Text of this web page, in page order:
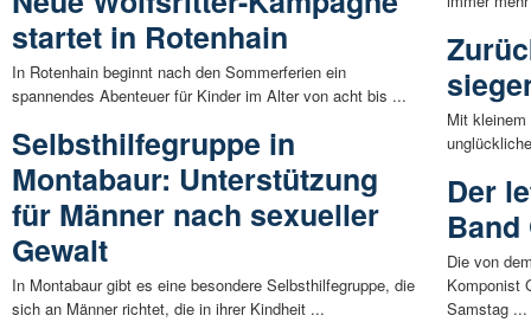
startet in Rotenhain
In Rotenhain beginnt nach den Sommerferien ein
spannendes Abenteuer für Kinder im Alter von acht bis ...
Selbsthilfegruppe in
Montabaur: Unterstützung
für Männer nach sexueller
Gewalt
In Montabaur gibt es eine besondere Selbsthilfegruppe, die
sich an Männer richtet, die in ihrer Kindheit ...
Mit
Der
Die von
Komponist
Samstag ...